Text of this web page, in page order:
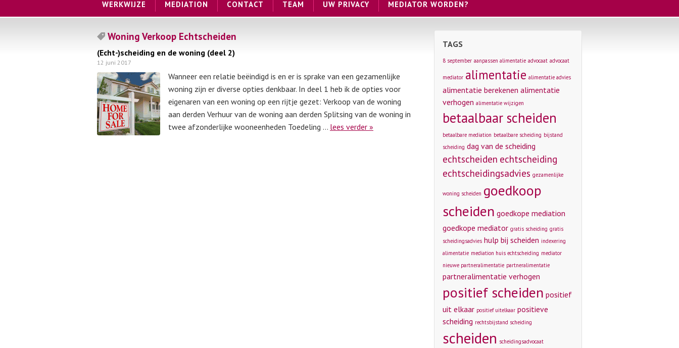
WERKWIJZE MEDIATION CONTACT TEAM UW PRIVACY MEDIATOR WORDEN?
Woning Verkoop Echtscheiden
(Echt-)scheiding en de woning (deel 2)
12 juni 2017
Wanneer een relatie beëindigd is en er is sprake van een gezamenlijke
woning zijn er diverse opties denkbaar. In deel 1 heb ik de opties voor
eigenaren van een woning op een rijtje gezet: Verkoop van de woning
aan derden Verhuur van de woning aan derden Splitsing van de woning in
twee afzonderlijke wooneenheden Toedeling … lees verder »
TAGS
8 september aanpassen alimentatie advocaat advocaat
mediator alimentatie alimentatie advies
alimentatie berekenen alimentatie
verhogen alimentatie wijzigen
betaalbaar scheiden
betaalbare mediation betaalbare scheiding bijstand
scheiding dag van de scheiding
echtscheiden echtscheiding
echtscheidingsadvies gezamenlijke
woning scheiden goedkoop
scheiden goedkope mediation
goedkope mediator gratis scheiding gratis
scheidingsadvies hulp bij scheiden indexering
alimentatie mediation huis echtscheiding mediator
nieuwe partneralimentatie partneralimentatie
partneralimentatie verhogen
positief scheiden positief
uit elkaar positief uitelkaar positieve
scheiding rechtsbijstand scheiding
scheiden scheidingsadvocaat